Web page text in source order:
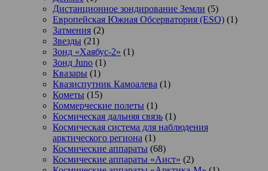
Дистанционное зондирование Земли (5)
Европейская Южная Обсерватория (ESO) (1)
Затмения (2)
Звезды (21)
Зонд «Хаябус-2» (1)
Зонд Juno (1)
Квазары (1)
Квазиспутник Камоалева (1)
Кометы (15)
Коммерческие полеты (1)
Космическая дальняя связь (1)
Космическая система для наблюдения
арктического региона (1)
Космические аппараты (68)
Космические аппараты «Аист» (2)